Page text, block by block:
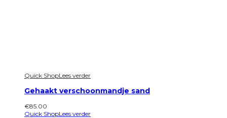
Quick ShopLees verder
Gehaakt verschoonmandje sand
€85.00
Quick ShopLees verder